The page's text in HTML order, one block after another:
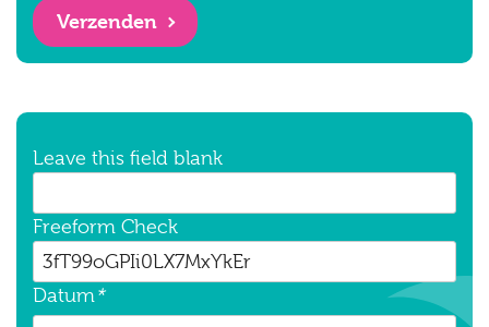
Verzenden
Leave this field blank
Freeform Check
Datum *